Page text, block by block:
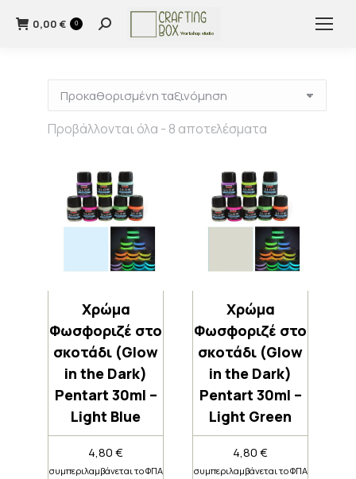
0,00 € 0 Search:
Προβάλλονται όλα - 8 αποτελέσματα
Χρώμα
Φωσφοριζέ στο
σκοτάδι (Glow
in the Dark)
Pentart 30ml –
Light Blue
4,80€
συμπεριλαμβάνεται το ΦΠΑ
Χρώμα
Φωσφοριζέ στο
σκοτάδι (Glow
in the Dark)
Pentart 30ml –
Light Green
4,80€
συμπεριλαμβάνεται το ΦΠΑ